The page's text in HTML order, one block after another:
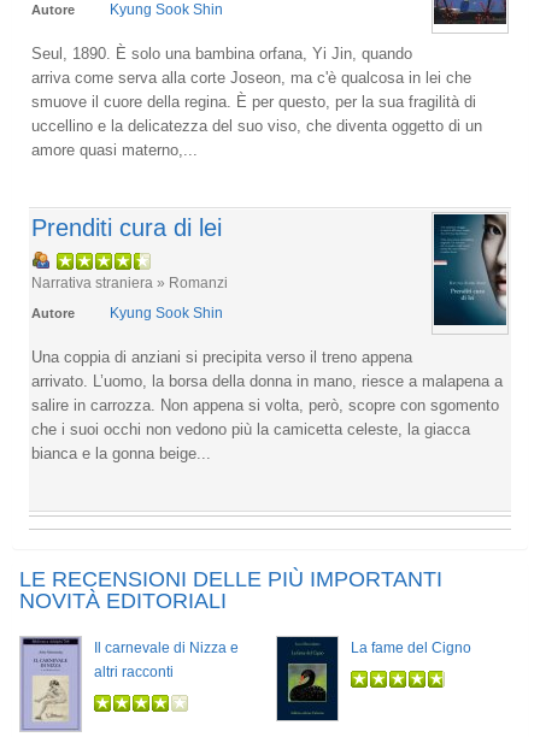
Autore Kyung Sook Shin
Seul, 1890. È solo una bambina orfana, Yi Jin, quando
arriva come serva alla corte Joseon, ma c'è qualcosa in lei che
smuove il cuore della regina. È per questo, per la sua fragilità di
uccellino e la delicatezza del suo viso, che diventa oggetto di un
amore quasi materno,...
Prenditi cura di lei
Narrativa straniera » Romanzi
Autore Kyung Sook Shin
Una coppia di anziani si precipita verso il treno appena
arrivato. L’uomo, la borsa della donna in mano, riesce a malapena a
salire in carrozza. Non appena si volta, però, scopre con sgomento
che i suoi occhi non vedono più la camicetta celeste, la giacca
bianca e la gonna beige...
LE RECENSIONI DELLE PIÙ IMPORTANTI
NOVITÀ EDITORIALI
Il carnevale di Nizza e
altri racconti
La fame del Cigno